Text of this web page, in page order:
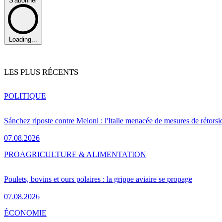
Loading...
LES PLUS RÉCENTS
Sánchez riposte contre Meloni : l'Italie menacée de mesures de
07.08.2026
POLITIQUE
Poulets, bovins et ours polaires : la grippe aviaire se propage
07.08.2026
PROAGRICULTURE & ALIMENTATION
ÉCONOMIE